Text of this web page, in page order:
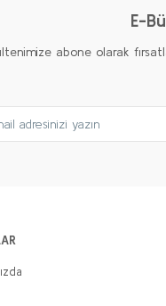
E-
abone olarak